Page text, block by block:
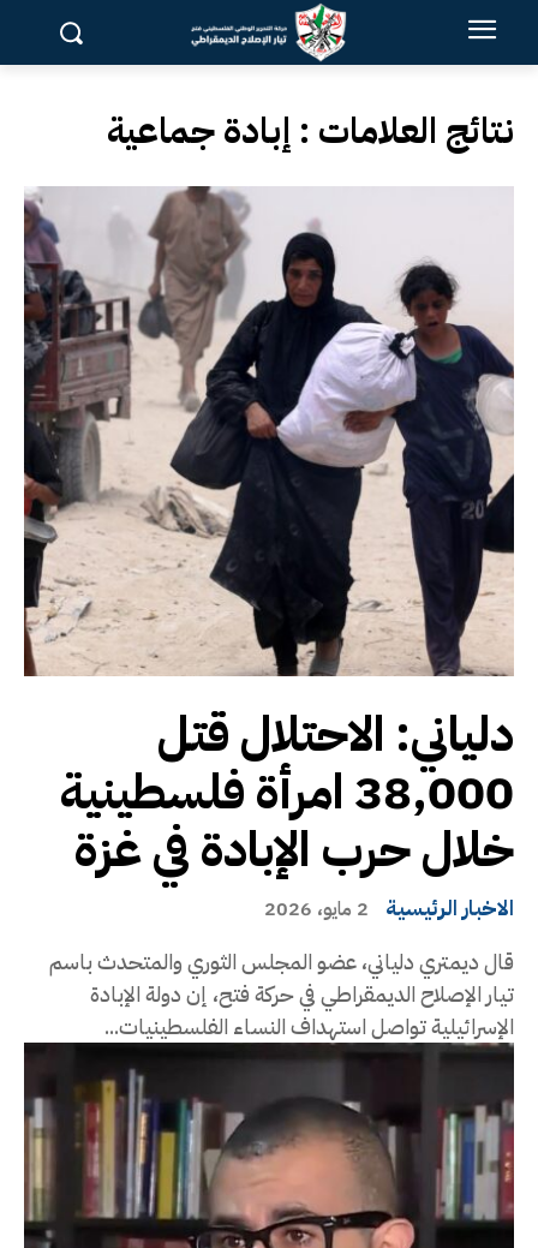
نتائج العلامات : إبادة جماعية
دلياني: الاحتلال قتل
38,000 امرأة فلسطينية
خلال حرب الإبادة في غزة
الاخبار الرئيسية 2 مايو، 2026
قال ديمتري دلياني، عضو المجلس الثوري والمتحدث باسم
تيار الإصلاح الديمقراطي في حركة فتح، إن دولة الإبادة
الإسرائيلية تواصل استهداف النساء الفلسطينيات...